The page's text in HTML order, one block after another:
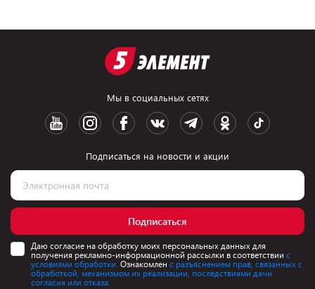
Мы в социальных сетях
Подписаться на новости и акции
Подписаться
Даю согласие на обработку моих персональных данных для
получения рекламно-информационной рассылки в соответствии с
условиями обработки. Ознакомлен с разъяснением прав, связанных с
обработкой, механизмом их реализации, последствиями дачи
согласия или отказа.